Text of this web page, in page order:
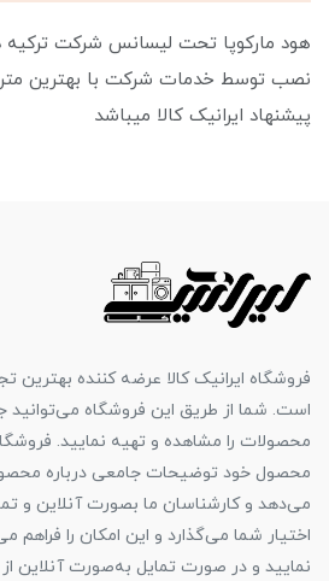
هود مارکوپا تحت لیسانس شرکت ترکیه
نصب توسط خدمات شرکت با بهترین
پیشنهاد ایرانیک کالا میباشد
فروشگاه ایرانیک کالا عرضه کننده بهترین
است. شما از طریق این فروشگاه می‌توانید
محصولات را مشاهده و تهیه نمایید.
محصول خود توضیحات جامعی درباره
می‌دهد و کارشناسان ما بصورت آنلاین و
اختیار شما می‌گذارد و این امکان را فراهم
نمایید و در صورت تمایل به‌صورت آنلاین